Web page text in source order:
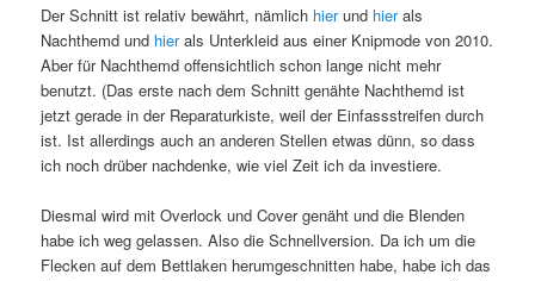
Der Schnitt ist relativ bewährt, nämlich hierund hierals
Nachthemd und hierals Unterkleid aus einer Knipmode von 2010.
Aber für Nachthemd offensichtlich schon lange nicht mehr
benutzt. (Das erste nach dem Schnitt genähte Nachthemd ist
jetzt gerade in der Reparaturkiste, weil der Einfassstreifen durch
ist. Ist allerdings auch an anderen Stellen etwas dünn, so dass
ich noch drüber nachdenke, wie viel Zeit ich da investiere.
Diesmal wird mit Overlock und Cover genäht und die Blenden
habe ich weg gelassen. Also die Schnellversion. Da ich um die
Flecken auf dem Bettlaken herumgeschnitten habe, habe ich das